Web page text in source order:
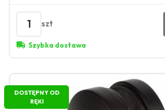
1 szt
Szybka dostawa
DOSTĘPNY OD
RĘKI